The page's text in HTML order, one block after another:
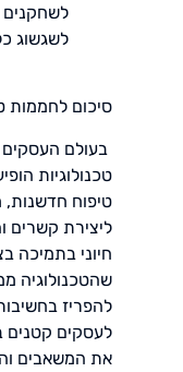
לשחקנים
לשגשוג
סיכום לחממות
בעולם
טכנולוגיות
טיפוח חדשנות,
ליצירת קשרים
חיוני בתמיכה
שהטכנולוגיה
להפריז
לעסקים קטנים
את המשאבים